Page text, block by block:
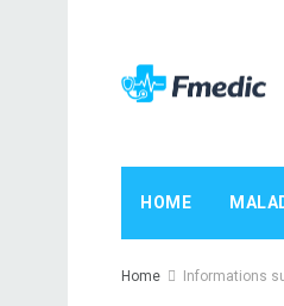
HOME
Home Informations